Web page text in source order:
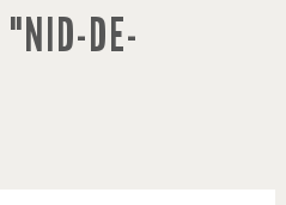
"NID-DE-